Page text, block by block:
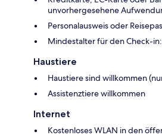
unvorhergesehene
Personalausweis oder
Mindestalter für den Check-in:
Haustiere
Haustiere sind willkommen
Assistenztiere willkommen
Internet
Kostenloses WLAN in den